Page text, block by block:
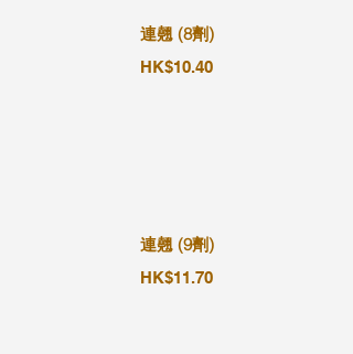
連翹 (8劑)
HK$10.40
連翹 (9劑)
HK$11.70